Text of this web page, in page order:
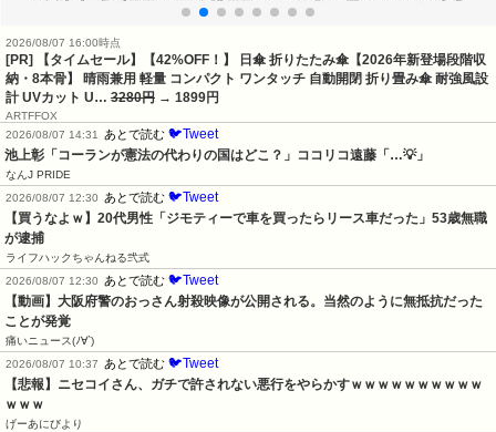
2026/08/07 16:00時点
[PR] 【タイムセール】【42%OFF！】 日傘 折りたたみ傘【2026年新登場段階収
納・8本骨】 晴雨兼用 軽量 コンパクト ワンタッチ 自動開閉 折り畳み傘 耐強風設
計 UVカット U… 3280円 → 1899円
ARTFFOX
2026/08/07 14:31
あとで読む 🐦Tweet
池上彰「コーランが憲法の代わりの国はどこ？」ココリコ遠藤「…💡」
なんJ PRIDE
2026/08/07 12:30
あとで読む 🐦Tweet
【買うなよｗ】20代男性「ジモティーで車を買ったらリース車だった」53歳無職
が逮捕
ライフハックちゃんねる弐式
2026/08/07 12:30
あとで読む 🐦Tweet
【動画】大阪府警のおっさん射殺映像が公開される。当然のように無抵抗だった
ことが発覚
痛いニュース(ﾉ∀`)
2026/08/07 10:37
あとで読む 🐦Tweet
【悲報】ニセコイさん、ガチで許されない悪行をやらかすｗｗｗｗｗｗｗｗｗｗ
ｗｗｗ
げーあにびより